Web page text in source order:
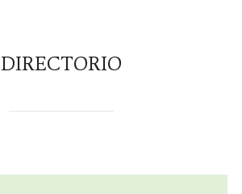
DIRECTORIO